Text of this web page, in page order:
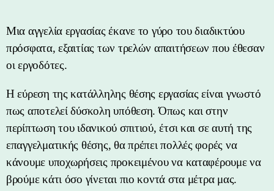
Μια αγγελία εργασίας έκανε το γύρο του διαδικτύου
πρόσφατα, εξαιτίας των τρελών απαιτήσεων που έθεσαν
οι εργοδότες.
Η εύρεση της κατάλληλης θέσης εργασίας είναι γνωστό
πως αποτελεί δύσκολη υπόθεση. Όπως και στην
περίπτωση του ιδανικού σπιτιού, έτσι και σε αυτή της
επαγγελματικής θέσης, θα πρέπει πολλές φορές να
κάνουμε υποχωρήσεις προκειμένου να καταφέρουμε να
βρούμε κάτι όσο γίνεται πιο κοντά στα μέτρα μας.